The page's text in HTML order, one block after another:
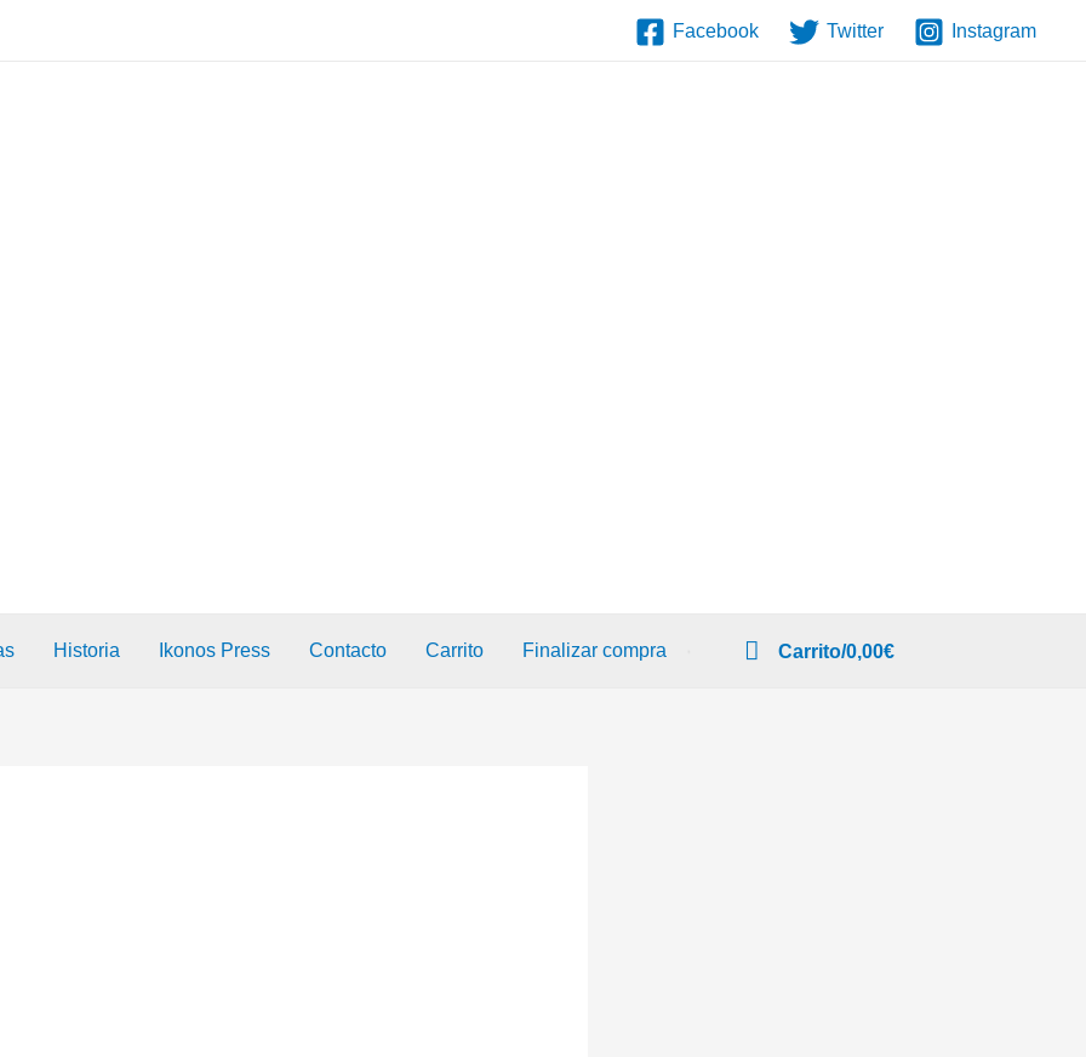
Facebook Twitter Instagram
Historia Ikonos Press Contacto Carrito Finalizar compra Carrito/0,00€